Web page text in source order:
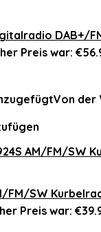
DAB+/
Preis war:
Von der
FM/SW
Preis war: